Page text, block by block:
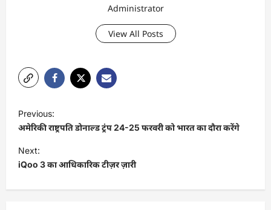
Administrator
View All Posts
o
s
t
Previous:
अमेरिकी राष्ट्रपति डोनाल्ड ट्रंप 24-25 फरवरी को भारत का दौरा करेंगे
Next:
iQoo 3 का आधिकारिक टीज़र ज़ारी